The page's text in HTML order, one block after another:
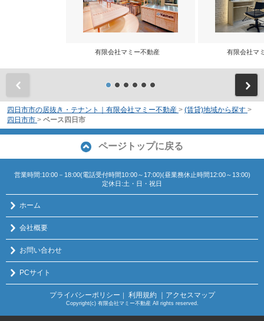
有限会社マミー不動産 有限会社
四日市市の居抜き・テナント｜有限会社マミー不動産 > (賃貸)地域から探す >
四日市市 > ベース四日市
ページトップに戻る
営業時間:10:00－18:00(電話受付時間10:00～17:00)(昼業務休止時間12:00～13:00)
定休日:土・日・祝日
ホーム
会社概要
お問い合わせ
PCサイト
プライバシーポリシー 利用規約 ｜アクセスマップ
Copyright(c) 有限会社マミー不動産 All rights reserved.